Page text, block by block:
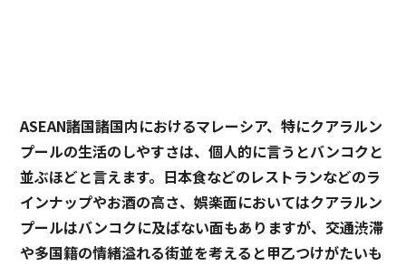
ASEAN諸国諸国内におけるマレーシア、特にクアラルン
プールの生活のしやすさは、個人的に言うとバンコクと
並ぶほどと言えます。日本食などのレストランなどのラ
インナップやお酒の高さ、娯楽面においてはクアラルン
プールはバンコクに及ばない面もありますが、交通渋滞
や多国籍の情緒溢れる街並を考えると甲乙つけがたいも